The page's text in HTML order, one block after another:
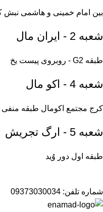
بین امام خمینی و هاشمی
شعبه 2 - ایران مال
طبقه G2 - روبروی پیست یخ
شعبه 4 - اکو مال
کرج مجتمع اکومال طبقه منفی
شعبه 5 - ارگ تجریش
طبقه اول دور وُید
شماره تلفن: 09373030034